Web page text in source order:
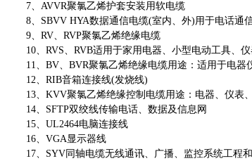
7、AVVR聚氯乙烯护套安装用软电缆
8、SBVV HYA数据通信电缆(室内、外)用于电话通
9、RV、RVP聚氯乙烯绝缘电缆
10、RVS、RVB适用于家用电器、小型电动工具、仪
11、BV、BVR聚氯乙烯绝缘电缆用途：适用于电器
12、RIB音箱连接线(发烧线)
13、KVV聚氯乙烯绝缘控制电缆用途：电器、仪表
14、SFTP双绞线传输电话、数据及信息网
15、UL2464电脑连接线
16、VGA显示器线
17、SYV同轴电缆无线通讯、广播、监控系统工程